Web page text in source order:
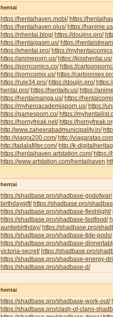
hentai
https://hentaihaven.mobi/ https://
https://hentaihaven.plus/ https://
https://nhentai.blog/ https://doujins.pro/
https://hentaigasm.us/ https://
https://ehentai.pro/ https://
https://animeporn.us/ https://kisshentai.us/
https://porncomics.co/ https://
https://porncomix.us/ https://
https://rule34.pro/ https://doujin.pro/
hentai.pro/ https://hentaitv.us/ https://
https://hentaimanga.us/ https://
https://myheroacademiaporn.us/ https://
https://gamesporn.co/ https://
https://hornyfreak.net/ https://
http://www.zaheerabadmunicipality.in/
http://viagra200.com/ http://
http://tadalafilter.com/ http://k-
https://hentaihaven.artstation.com/
https://www.artstation.com/hentaihaven
hentai
https://shadbase.pro/shadbase-godofwar/
birthdaygift/ https://shadbase.pro/
https://shadbase.pro/shadbase-fleshlight/
https://shadbase.pro/shadbase-fastfood/
auntiebirthday/ https://shadbase.pro/
https://shadbase.pro/shadbase-tide-pods/
https://shadbase.pro/shadbase-
victoria-secret/ https://shadbase.pro/
https://shadbase.pro/shadbase-energy-
https://shadbase.pro/shadbase-d/
hentai
https://shadbase.pro/shadbase-work-out/
https://shadbase.pro/clash-of-clans-